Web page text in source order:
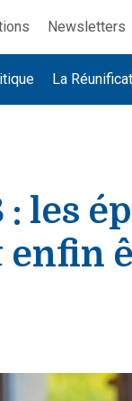
Newsletters
La
: les